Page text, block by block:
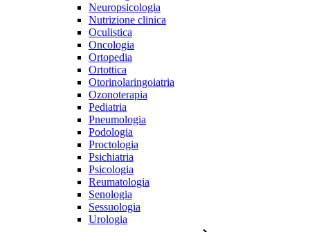
Neuropsicologia
Nutrizione clinica
Oculistica
Oncologia
Ortopedia
Ortottica
Otorinolaringoiatria
Ozonoterapia
Pediatria
Pneumologia
Podologia
Proctologia
Psichiatria
Psicologia
Reumatologia
Senologia
Sessuologia
Urologia